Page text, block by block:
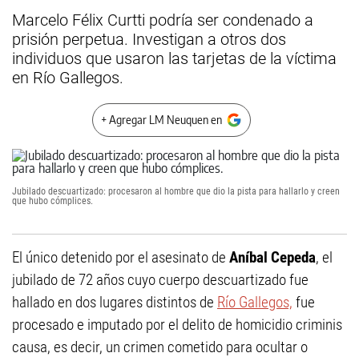
Marcelo Félix Curtti podría ser condenado a
prisión perpetua. Investigan a otros dos
individuos que usaron las tarjetas de la víctima
en Río Gallegos.
+ Agregar LM Neuquen en
Jubilado descuartizado: procesaron al hombre que dio la pista para hallarlo y creen
que hubo cómplices.
El único detenido por el asesinato de Aníbal Cepeda, el
jubilado de 72 años cuyo cuerpo descuartizado fue
hallado en dos lugares distintos de Río Gallegos, fue
procesado e imputado por el delito de homicidio criminis
causa, es decir, un crimen cometido para ocultar o